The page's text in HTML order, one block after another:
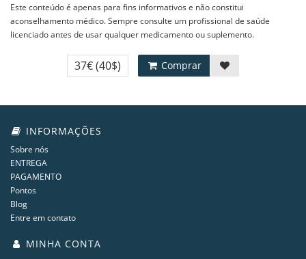
Este conteúdo é apenas para fins informativos e não constitui
aconselhamento médico. Sempre consulte um profissional de saúde
licenciado antes de usar qualquer medicamento ou suplemento.
37€(40$) Comprar
INFORMAÇÕES
Sobre nós
ENTREGA
PAGAMENTO
Pontos
Blog
Entre em contato
MINHA CONTA